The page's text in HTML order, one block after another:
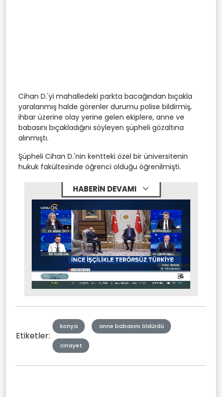
Cihan D.'yi mahalledeki parkta bacağından bıçakla
yaralanmış halde görenler durumu polise bildirmiş,
ihbar üzerine olay yerine gelen ekiplere, anne ve
babasını bıçakladığını söyleyen şüpheli gözaltına
alınmıştı.
Şüpheli Cihan D.'nin kentteki özel bir üniversitenin
hukuk fakültesinde öğrenci olduğu öğrenilmişti.
HABERİN DEVAMI
Mute Stream
Etiketler:
konya anne babasını öldürdü
cinayet